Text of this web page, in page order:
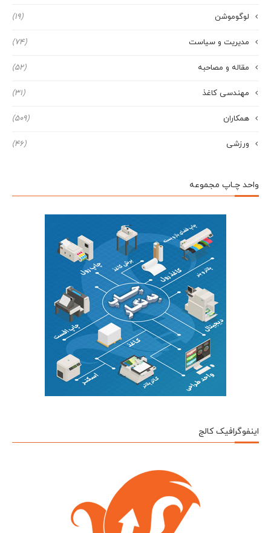
لوگوموشن (19)
مدیریت و سیاست (74)
مقاله و مصاحبه (52)
مهندسی کاغذ (31)
همکاران (509)
ورزشی (46)
واحد چـاپ مجموعه
اینفوگرافیک کالج